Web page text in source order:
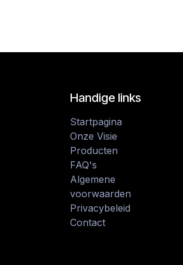
Handige links
Startpagina
Onze Visie
Producten
FAQ's
Algemene
voorwaarden
Privacybeleid
Contact